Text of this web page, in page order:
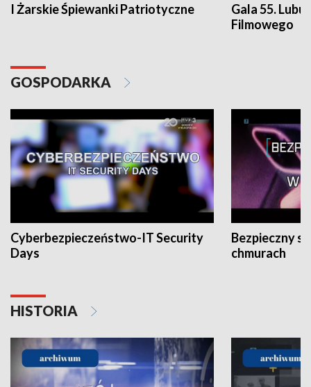
I Żarskie Śpiewanki Patriotyczne
Gala 55.
Filmowego
GOSPODARKA
Cyberbezpieczeństwo-IT Security
Days
Bezpieczny
chmurach
HISTORIA